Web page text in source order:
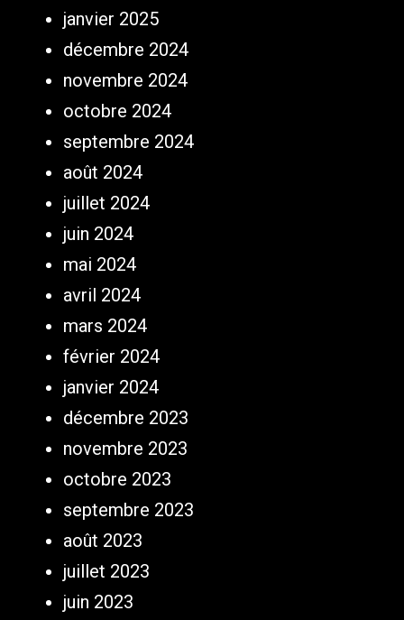
janvier 2025
décembre 2024
novembre 2024
octobre 2024
septembre 2024
août 2024
juillet 2024
juin 2024
mai 2024
avril 2024
mars 2024
février 2024
janvier 2024
décembre 2023
novembre 2023
octobre 2023
septembre 2023
août 2023
juillet 2023
juin 2023